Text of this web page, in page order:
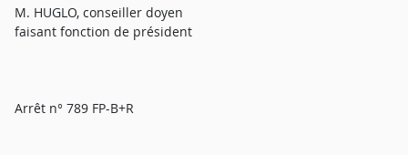
M. HUGLO, conseiller doyen
faisant fonction de président
Arrêt n° 789 FP-B+R